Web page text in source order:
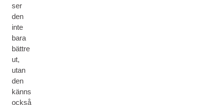
ser
den
inte
bara
bättre
ut,
utan
den
känns
också